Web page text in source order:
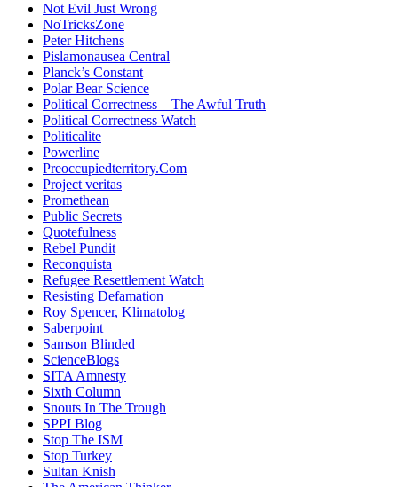
Not Evil Just Wrong
NoTricksZone
Peter Hitchens
Pislamonausea Central
Planck’s Constant
Polar Bear Science
Political Correctness – The Awful Truth
Political Correctness Watch
Politicalite
Powerline
Preoccupiedterritory.Com
Project veritas
Promethean
Public Secrets
Quotefulness
Rebel Pundit
Reconquista
Refugee Resettlement Watch
Resisting Defamation
Roy Spencer, Klimatolog
Saberpoint
Samson Blinded
ScienceBlogs
SITA Amnesty
Sixth Column
Snouts In The Trough
SPPI Blog
Stop The ISM
Stop Turkey
Sultan Knish